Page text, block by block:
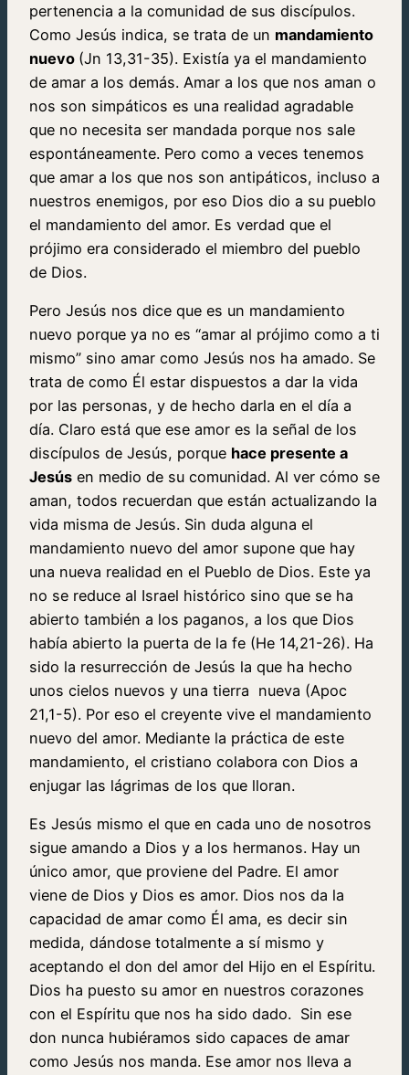
pertenencia a la comunidad de sus discípulos.
Como Jesús indica, se trata de un mandamiento
nuevo (Jn 13,31-35). Existía ya el mandamiento
de amar a los demás. Amar a los que nos aman o
nos son simpáticos es una realidad agradable
que no necesita ser mandada porque nos sale
espontáneamente. Pero como a veces tenemos
que amar a los que nos son antipáticos, incluso a
nuestros enemigos, por eso Dios dio a su pueblo
el mandamiento del amor. Es verdad que el
prójimo era considerado el miembro del pueblo
de Dios.
Pero Jesús nos dice que es un mandamiento
nuevo porque ya no es “amar al prójimo como a ti
mismo” sino amar como Jesús nos ha amado. Se
trata de como Él estar dispuestos a dar la vida
por las personas, y de hecho darla en el día a
día. Claro está que ese amor es la señal de los
discípulos de Jesús, porque hace presente a
Jesús en medio de su comunidad. Al ver cómo se
aman, todos recuerdan que están actualizando la
vida misma de Jesús. Sin duda alguna el
mandamiento nuevo del amor supone que hay
una nueva realidad en el Pueblo de Dios. Este ya
no se reduce al Israel histórico sino que se ha
abierto también a los paganos, a los que Dios
había abierto la puerta de la fe (He 14,21-26). Ha
sido la resurrección de Jesús la que ha hecho
unos cielos nuevos y una tierra nueva (Apoc
21,1-5). Por eso el creyente vive el mandamiento
nuevo del amor. Mediante la práctica de este
mandamiento, el cristiano colabora con Dios a
enjugar las lágrimas de los que lloran.
Es Jesús mismo el que en cada uno de nosotros
sigue amando a Dios y a los hermanos. Hay un
único amor, que proviene del Padre. El amor
viene de Dios y Dios es amor. Dios nos da la
capacidad de amar como Él ama, es decir sin
medida, dándose totalmente a sí mismo y
aceptando el don del amor del Hijo en el Espíritu.
Dios ha puesto su amor en nuestros corazones
con el Espíritu que nos ha sido dado. Sin ese
don nunca hubiéramos sido capaces de amar
como Jesús nos manda. Ese amor nos lleva a